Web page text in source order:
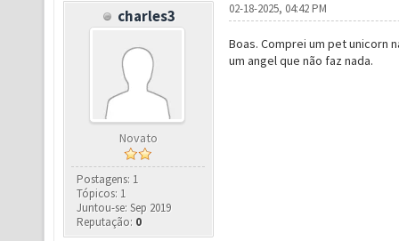
charles3
Novato
Postagens: 1
Tópicos: 1
Juntou-se: Sep 2019
Reputação: 0
02-18-2025, 04:42 PM
Boas. Comprei um pet unicorn
um angel que não faz nada.